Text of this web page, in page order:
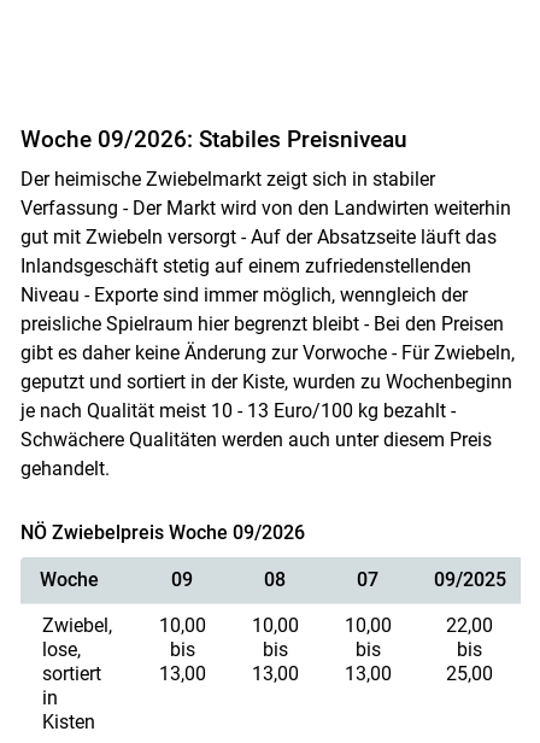
Skip to main content
Woche 09/2026: Stabiles Preisniveau
Der heimische Zwiebelmarkt zeigt sich in stabiler
Verfassung - Der Markt wird von den Landwirten weiterhin
gut mit Zwiebeln versorgt - Auf der Absatzseite läuft das
Inlandsgeschäft stetig auf einem zufriedenstellenden
Niveau - Exporte sind immer möglich, wenngleich der
preisliche Spielraum hier begrenzt bleibt - Bei den Preisen
gibt es daher keine Änderung zur Vorwoche - Für Zwiebeln,
geputzt und sortiert in der Kiste, wurden zu Wochenbeginn
je nach Qualität meist 10 - 13 Euro/100 kg bezahlt -
Schwächere Qualitäten werden auch unter diesem Preis
gehandelt.
NÖ Zwiebelpreis Woche 09/2026
Woche 09 08 07
09/2025
Zwiebel,
lose,
sortiert
in
Kisten
10,00
bis
13,00
10,00
bis
13,00
10,00
bis
13,00
22,00
bis
25,00